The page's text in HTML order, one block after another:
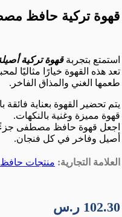
قهوة تركية حافظ مصطفى
استمتع بتجربةقهوة تركية
تعد هذه القهوة خيارًا مثاليًا
طعمها الغني والمذاق الفاخر.
يتم تحضير القهوة بعناية
قهوة مميزة وغنية بالنكهات.
اجعل قهوة حافظ مصطفى
أصيل وفاخر في كل فنجان.
العلامة التجارية: منتجات
102.30 ر.س